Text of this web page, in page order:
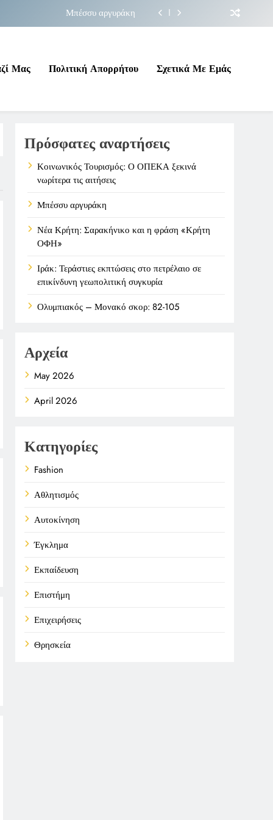
Μπέσσυ αργυράκη
επικίνδυνη γεωπολιτική συγκυρία
Μπέσσυ αργυράκη
και η φράση «Κρήτη ΟΦΗ»
επικίνδυνη γεωπολιτική συγκυρία
Μας Πολιτική Απορρήτου Σχετικά Με Εμάς
Πρόσφατες αναρτήσεις
Κοινωνικός Τουρισμός: Ο ΟΠΕΚΑ ξεκινά
νωρίτερα τις αιτήσεις
Μπέσσυ αργυράκη
Νέα Κρήτη: Σαρακήνικο και η φράση «Κρήτη
ΟΦΗ»
Ιράκ: Τεράστιες εκπτώσεις στο πετρέλαιο σε
επικίνδυνη γεωπολιτική συγκυρία
Ολυμπιακός – Μονακό σκορ: 82-105
Αρχεία
May 2026
April 2026
Κατηγορίες
Fashion
Αθλητισμός
Αυτοκίνηση
Έγκλημα
Εκπαίδευση
Επιστήμη
Επιχειρήσεις
Θρησκεία